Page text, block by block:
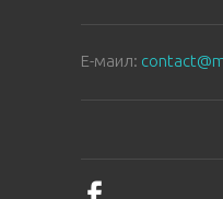
E-маил: